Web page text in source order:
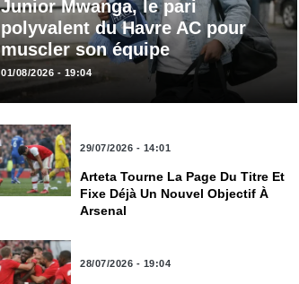
Junior Mwanga, le pari
polyvalent du Havre AC pour
muscler son équipe
01/08/2026 - 19:04
29/07/2026 - 14:01
Arteta Tourne La Page Du Titre Et
Fixe Déjà Un Nouvel Objectif À
Arsenal
28/07/2026 - 19:04